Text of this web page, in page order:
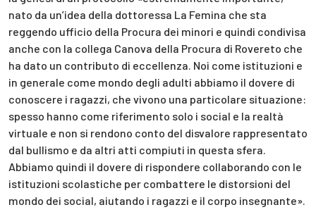
nato da un’idea della dottoressa La Femina che sta
reggendo ufficio della Procura dei minori e quindi condivisa
anche con la collega Canova della Procura di Rovereto che
ha dato un contributo di eccellenza. Noi come istituzioni e
in generale come mondo degli adulti abbiamo il dovere di
conoscere i ragazzi, che vivono una particolare situazione:
spesso hanno come riferimento solo i social e la realtà
virtuale e non si rendono conto del disvalore rappresentato
dal bullismo e da altri atti compiuti in questa sfera.
Abbiamo quindi il dovere di rispondere collaborando con le
istituzioni scolastiche per combattere le distorsioni del
mondo dei social, aiutando i ragazzi e il corpo insegnante».